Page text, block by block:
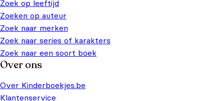
Zoek op leeftijd
Zoeken op auteur
Zoek naar merken
Zoek naar series of karakters
Zoek naar een soort boek
Over ons
Over Kinderboekjes.be
Klantenservice